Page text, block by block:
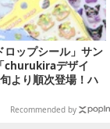
ロップシール」サン
churukiraデザイ
より順次登場！ハ
ぴだんぶいなど全
Recommended by